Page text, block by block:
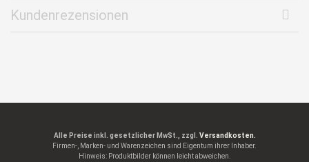
Kundenrezensionen
Alle Preise inkl. gesetzlicher MwSt., zzgl. Versandkosten.
Firmen-, Marken- und Warenzeichen sind Eigentum ihrer Inhaber.
Hinweis: Produktbilder können leicht abweichen.